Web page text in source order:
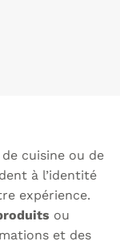
cuisine ou de
à l’identité
expérience.
ou
et des